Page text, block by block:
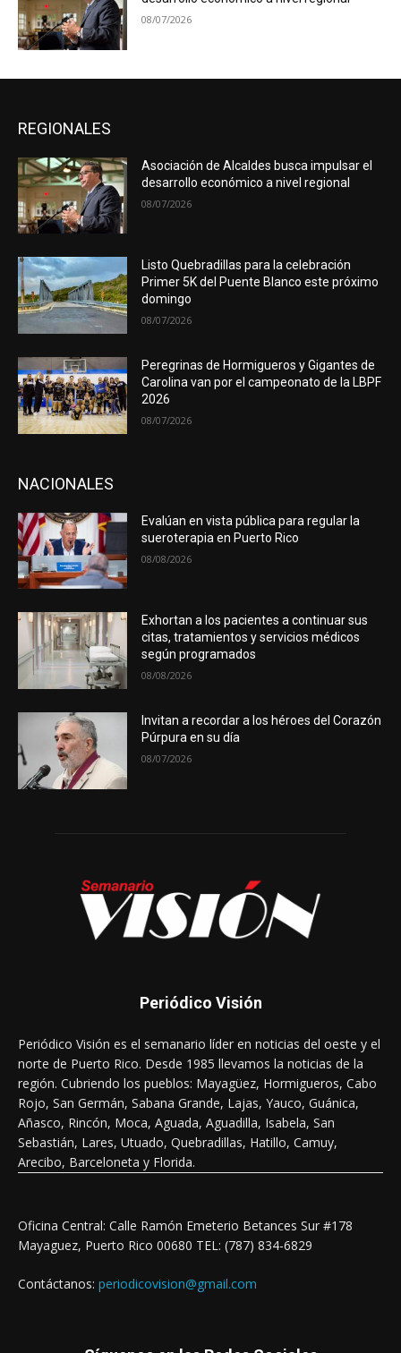
08/07/2026
REGIONALES
Asociación de Alcaldes busca impulsar el
desarrollo económico a nivel regional
08/07/2026
Listo Quebradillas para la celebración
Primer 5K del Puente Blanco este próximo
domingo
08/07/2026
Peregrinas de Hormigueros y Gigantes de
Carolina van por el campeonato de la LBPF
2026
08/07/2026
NACIONALES
Evalúan en vista pública para regular la
sueroterapia en Puerto Rico
08/08/2026
Exhortan a los pacientes a continuar sus
citas, tratamientos y servicios médicos
según programados
08/08/2026
Invitan a recordar a los héroes del Corazón
Púrpura en su día
08/07/2026
Periódico Visión
Periódico Visión es el semanario líder en noticias del oeste y el
norte de Puerto Rico. Desde 1985 llevamos la noticias de la
región. Cubriendo los pueblos: Mayagüez, Hormigueros, Cabo
Rojo, San Germán, Sabana Grande, Lajas, Yauco, Guánica,
Añasco, Rincón, Moca, Aguada, Aguadilla, Isabela, San
Sebastián, Lares, Utuado, Quebradillas, Hatillo, Camuy,
Arecibo, Barceloneta y Florida.
Oficina Central: Calle Ramón Emeterio Betances Sur #178
Mayaguez, Puerto Rico 00680 TEL: (787) 834-6829
Contáctanos: periodicovision@gmail.com